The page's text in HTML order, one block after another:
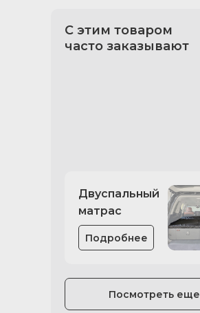
С этим товаром
часто заказывают
Посмотреть еще
Двуспальный
матрас
Подробнее